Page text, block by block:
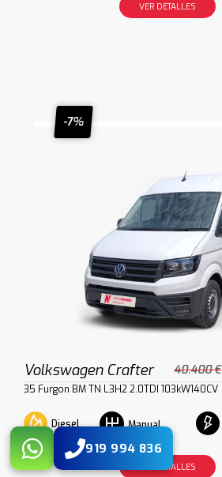
VER DETALLES
-7%
Volkswagen Crafter 40.400 €
35 Furgon BM TN L3H2 2.0TDI 103kW140CV
Diesel Manual
VER DETALLES
919 994 836